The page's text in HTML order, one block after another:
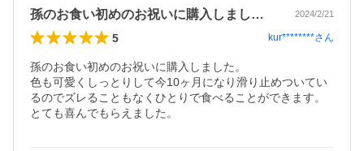
孫のお食い初めのお祝いに購入しました。… 2024/2/21
5 kur********さん
孫のお食い初めのお祝いに購入しました。
色も可愛くしっとりして今10ヶ月になり滑り止めついてい
るのでズレることもなくひとりで食べることができます。
とても喜んでもらえました。